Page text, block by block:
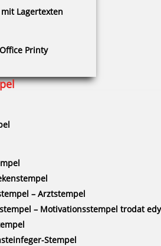
Lagertexten
Printy
– Arztstempel
– Motivationsstempel trodat
Stempel
90,50 €